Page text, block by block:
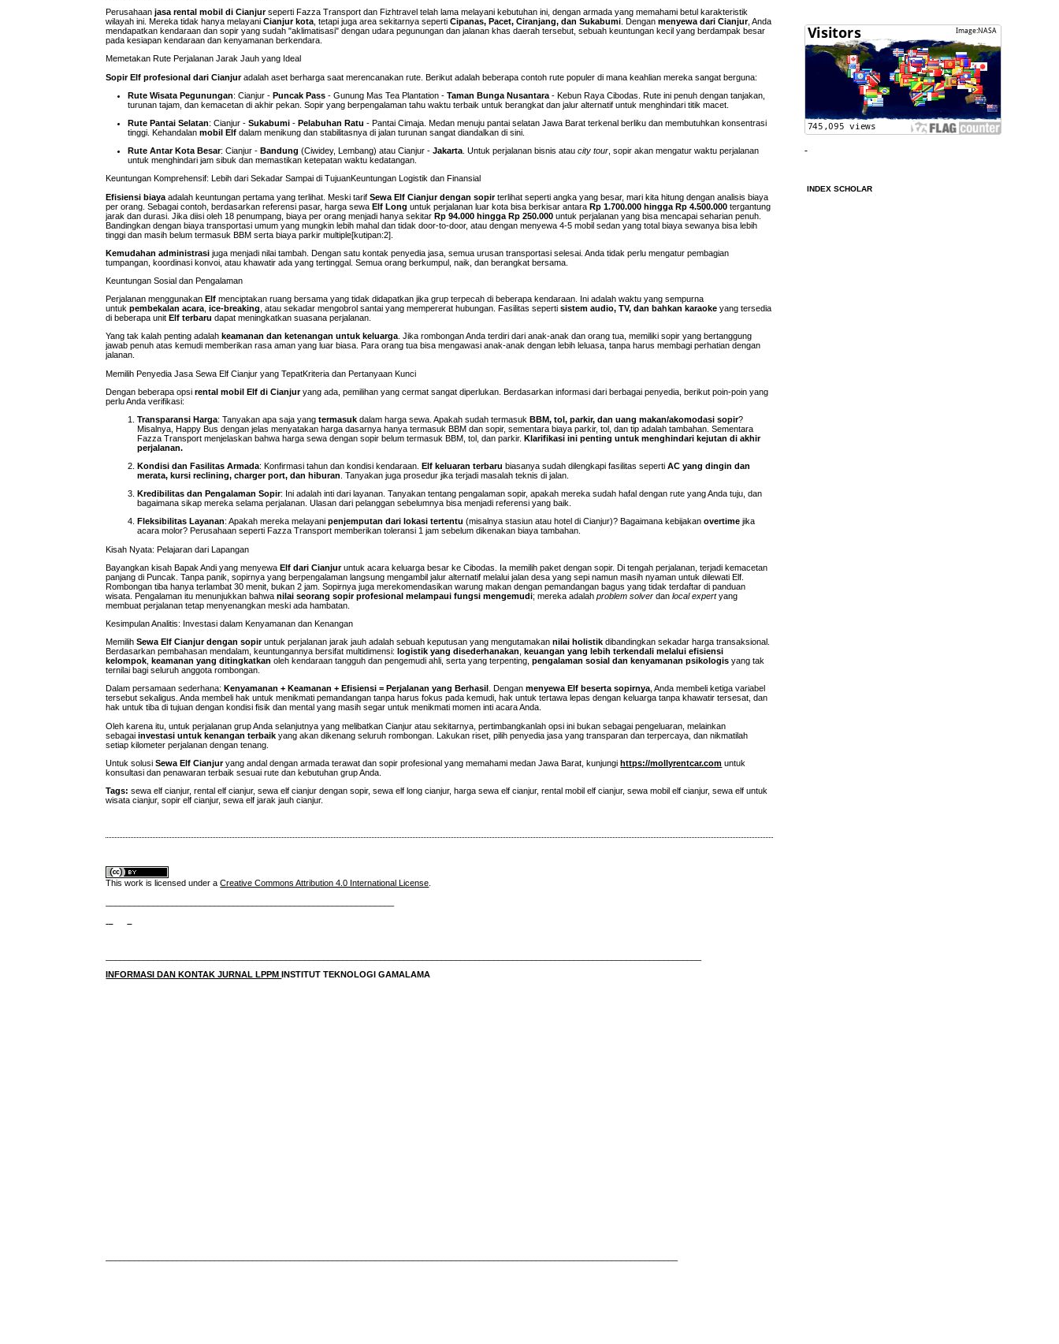
INDEX SCHOLAR
Perusahaanjasa rental mobil di Cianjurseperti Fazza Transport dan Fizhtravel telah lama melayani kebutuhan ini, dengan armada yang memahami betul karakteristik
wilayah ini. Mereka tidak hanya melayaniCianjur kota , tetapi juga area sekitarnya sepertiCipanas, Pacet, Ciranjang, dan Sukabumi . Denganmenyewa dari Cianjur, Anda
mendapatkan kendaraan dan sopir yang sudah "aklimatisasi" dengan udara pegunungan dan jalanan khas daerah tersebut, sebuah keuntungan kecil yang berdampak besar
pada kesiapan kendaraan dan kenyamanan berkendara.
Memetakan Rute Perjalanan Jarak Jauh yang Ideal
Sopir Elf profesional dari Cianjuradalah aset berharga saat merencanakan rute. Berikut adalah beberapa contoh rute populer di mana keahlian mereka sangat berguna:
Rute Wisata Pegunungan: Cianjur -Puncak Pass - Gunung Mas Tea Plantation -Taman Bunga Nusantara - Kebun Raya Cibodas. Rute ini penuh dengan tanjakan,
turunan tajam, dan kemacetan di akhir pekan. Sopir yang berpengalaman tahu waktu terbaik untuk berangkat dan jalur alternatif untuk menghindari titik macet.
Rute Pantai Selatan: Cianjur -Sukabumi -Pelabuhan Ratu - Pantai Cimaja. Medan menuju pantai selatan Jawa Barat terkenal berliku dan membutuhkan konsentrasi
tinggi. Kehandalanmobil Elf dalam menikung dan stabilitasnya di jalan turunan sangat diandalkan di sini.
Rute Antar Kota Besar: Cianjur - Bandung (Ciwidey, Lembang) atau Cianjur -Jakarta . Untuk perjalanan bisnis ataucity tour , sopir akan mengatur waktu perjalanan
untuk menghindari jam sibuk dan memastikan ketepatan waktu kedatangan.
Keuntungan Komprehensif: Lebih dari Sekadar Sampai di TujuanKeuntungan Logistik dan Finansial
Efisiensi biaya adalah keuntungan pertama yang terlihat. Meski tarifSewa Elf Cianjur dengan sopirterlihat seperti angka yang besar, mari kita hitung dengan analisis biaya
per orang. Sebagai contoh, berdasarkan referensi pasar, harga sewaElf Long untuk perjalanan luar kota bisa berkisar antaraRp 1.700.000 hingga Rp 4.500.000 tergantung
jarak dan durasi. Jika diisi oleh 18 penumpang, biaya per orang menjadi hanya sekitarRp 94.000 hingga Rp 250.000 untuk perjalanan yang bisa mencapai seharian penuh.
Bandingkan dengan biaya transportasi umum yang mungkin lebih mahal dan tidak door-to-door, atau dengan menyewa 4-5 mobil sedan yang total biaya sewanya bisa lebih
tinggi dan masih belum termasuk BBM serta biaya parkir multiple[kutipan:2].
Kemudahan administrasi juga menjadi nilai tambah. Dengan satu kontak penyedia jasa, semua urusan transportasi selesai. Anda tidak perlu mengatur pembagian
tumpangan, koordinasi konvoi, atau khawatir ada yang tertinggal. Semua orang berkumpul, naik, dan berangkat bersama.
Keuntungan Sosial dan Pengalaman
Perjalanan menggunakanElf menciptakan ruang bersama yang tidak didapatkan jika grup terpecah di beberapa kendaraan. Ini adalah waktu yang sempurna
untukpembekalan acara ,ice-breaking , atau sekadar mengobrol santai yang mempererat hubungan. Fasilitas sepertisistem audio, TV, dan bahkan karaoke yang tersedia
di beberapa unitElf terbaru dapat meningkatkan suasana perjalanan.
Yang tak kalah penting adalah keamanan dan ketenangan untuk keluarga . Jika rombongan Anda terdiri dari anak-anak dan orang tua, memiliki sopir yang bertanggung
jawab penuh atas kemudi memberikan rasa aman yang luar biasa. Para orang tua bisa mengawasi anak-anak dengan lebih leluasa, tanpa harus membagi perhatian dengan
jalanan.
Memilih Penyedia Jasa Sewa Elf Cianjur yang TepatKriteria dan Pertanyaan Kunci
Dengan beberapa opsirental mobil Elf di Cianjuryang ada, pemilihan yang cermat sangat diperlukan. Berdasarkan informasi dari berbagai penyedia, berikut poin-poin yang
perlu Anda verifikasi:
Transparansi Harga: Tanyakan apa saja yangtermasuk dalam harga sewa. Apakah sudah termasukBBM, tol, parkir, dan uang makan/akomodasi sopir?
Misalnya, Happy Bus dengan jelas menyatakan harga dasarnya hanya termasuk BBM dan sopir, sementara biaya parkir, tol, dan tip adalah tambahan. Sementara
Fazza Transport menjelaskan bahwa harga sewa dengan sopir belum termasuk BBM, tol, dan parkir.Klarifikasi ini penting untuk menghindari kejutan di akhir
perjalanan.
Kondisi dan Fasilitas Armada: Konfirmasi tahun dan kondisi kendaraan.Elf keluaran terbaru biasanya sudah dilengkapi fasilitas sepertiAC yang dingin dan
merata, kursi reclining, charger port, dan hiburan . Tanyakan juga prosedur jika terjadi masalah teknis di jalan.
Kredibilitas dan Pengalaman Sopir: Ini adalah inti dari layanan. Tanyakan tentang pengalaman sopir, apakah mereka sudah hafal dengan rute yang Anda tuju, dan
bagaimana sikap mereka selama perjalanan. Ulasan dari pelanggan sebelumnya bisa menjadi referensi yang baik.
Fleksibilitas Layanan: Apakah mereka melayanipenjemputan dari lokasi tertentu (misalnya stasiun atau hotel di Cianjur)? Bagaimana kebijakanovertime jika
acara molor? Perusahaan seperti Fazza Transport memberikan toleransi 1 jam sebelum dikenakan biaya tambahan.
Kisah Nyata: Pelajaran dari Lapangan
Bayangkan kisah Bapak Andi yang menyewaElf dari Cianjuruntuk acara keluarga besar ke Cibodas. Ia memilih paket dengan sopir. Di tengah perjalanan, terjadi kemacetan
panjang di Puncak. Tanpa panik, sopirnya yang berpengalaman langsung mengambil jalur alternatif melalui jalan desa yang sepi namun masih nyaman untuk dilewati Elf.
Rombongan tiba hanya terlambat 30 menit, bukan 2 jam. Sopirnya juga merekomendasikan warung makan dengan pemandangan bagus yang tidak terdaftar di panduan
wisata. Pengalaman itu menunjukkan bahwanilai seorang sopir profesional melampaui fungsi mengemudi; mereka adalahproblem solver danlocal expertyang
membuat perjalanan tetap menyenangkan meski ada hambatan.
Kesimpulan Analitis: Investasi dalam Kenyamanan dan Kenangan
MemilihSewa Elf Cianjur dengan sopiruntuk perjalanan jarak jauh adalah sebuah keputusan yang mengutamakannilai holistik dibandingkan sekadar harga transaksional.
Berdasarkan pembahasan mendalam, keuntungannya bersifat multidimensi: logistik yang disederhanakan
keuangan yang lebih terkendali melalui efisiensi
kelompok
keamanan yang ditingkatkan oleh kendaraan tangguh dan pengemudi ahli, serta yang terpenting,pengalaman sosial dan kenyamanan psikologis yang tak
ternilai bagi seluruh anggota rombongan.
Dalam persamaan sederhana: Kenyamanan + Keamanan + Efisiensi = Perjalanan yang Berhasil . Denganmenyewa Elf beserta sopirnya, Anda membeli ketiga variabel
tersebut sekaligus. Anda membeli hak untuk menikmati pemandangan tanpa harus fokus pada kemudi, hak untuk tertawa lepas dengan keluarga tanpa khawatir tersesat, dan
hak untuk tiba di tujuan dengan kondisi fisik dan mental yang masih segar untuk menikmati momen inti acara Anda.
Oleh karena itu, untuk perjalanan grup Anda selanjutnya yang melibatkan Cianjur atau sekitarnya, pertimbangkanlah opsi ini bukan sebagai pengeluaran, melainkan
sebagaiinvestasi untuk kenangan terbaik yang akan dikenang seluruh rombongan. Lakukan riset, pilih penyedia jasa yang transparan dan terpercaya, dan nikmatilah
setiap kilometer perjalanan dengan tenang.
Untuk solusiSewa Elf Cianjuryang andal dengan armada terawat dan sopir profesional yang memahami medan Jawa Barat, kunjungihttps://mollyrentcar.com untuk
konsultasi dan penawaran terbaik sesuai rute dan kebutuhan grup Anda.
Tags: sewa elf cianjur, rental elf cianjur, sewa elf cianjur dengan sopir, sewa elf long cianjur, harga sewa elf cianjur, rental mobil elf cianjur, sewa mobil elf cianjur, sewa elf untuk
wisata cianjur, sopir elf cianjur, sewa elf jarak jauh cianjur.
This work is licensed under aCreative Commons Attribution 4.0 International License
INFORMASI DAN KONTAK JURNAL LPPM
INSTITUT TEKNOLOGI GAMALAMA